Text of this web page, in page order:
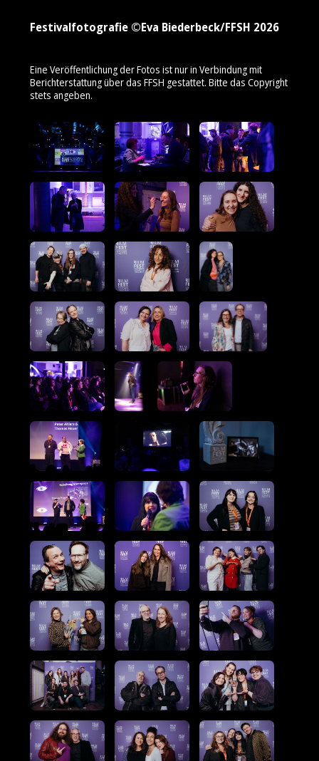
Festivalfotografie ©Eva Biederbeck/FFSH 2026
Eine Veröffentlichung der Fotos ist nur in Verbindung mit
Berichterstattung über das FFSH gestattet. Bitte das Copyright
stets angeben.